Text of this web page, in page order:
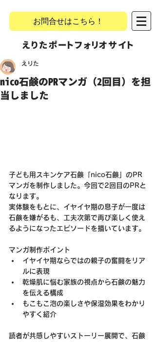
お問合せはこちら！
​えりたポートフォリオサイト
nico石鹸のPRマンガ（2回目）を担
当しました
えりた
子ども用スキンケア石鹸「nico石鹸」のPR
マンガを制作しました。今回で2回目のPRと
なります。
実体験をもとに、イヤイヤ期の息子が一度は
石鹸を嫌がるも、工夫次第で再び楽しく使え
るようになったエピソードを描いています。
マンガ制作ポイント
イヤイヤ期ならではの親子の奮闘をリア
ルに表現
乾燥肌に悩む家族の視点から石鹸の魅力
を伝える構成
もこもこ泡の楽しさや保湿効果をわかり
やすく紹介
読者が共感しやすいストーリー展開で、石鹸